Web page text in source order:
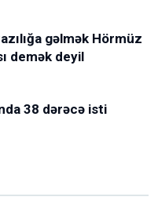
gəlmək Hörmüz
demək deyil
38 dərəcə isti